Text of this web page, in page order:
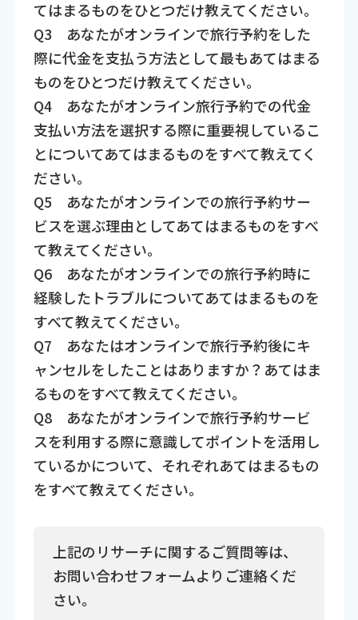
てはまるものをひとつだけ教えてください。
Q3 あなたがオンラインで旅行予約をした
際に代金を支払う方法として最もあてはまる
ものをひとつだけ教えてください。
Q4 あなたがオンライン旅行予約での代金
支払い方法を選択する際に重要視しているこ
とについてあてはまるものをすべて教えてく
ださい。
Q5 あなたがオンラインでの旅行予約サー
ビスを選ぶ理由としてあてはまるものをすべ
て教えてください。
Q6 あなたがオンラインでの旅行予約時に
経験したトラブルについてあてはまるものを
すべて教えてください。
Q7 あなたはオンラインで旅行予約後にキ
ャンセルをしたことはありますか？あてはま
るものをすべて教えてください。
Q8 あなたがオンラインで旅行予約サービ
スを利用する際に意識してポイントを活用し
ているかについて、それぞれあてはまるもの
をすべて教えてください。
上記のリサーチに関するご質問等は、
お問い合わせフォームよりご連絡くだ
さい。